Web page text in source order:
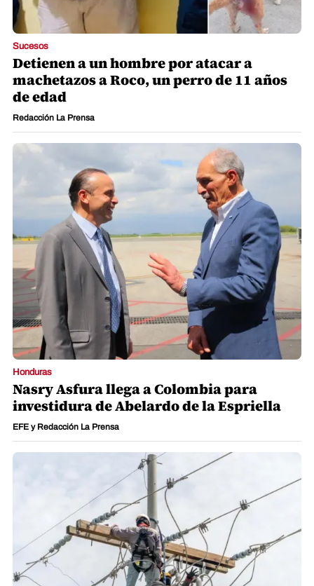
Sucesos
Detienen a un hombre por atacar a
machetazos a Roco, un perro de 11 años
de edad
Redacción La Prensa
Honduras
Nasry Asfura llega a Colombia para
investidura de Abelardo de la Espriella
EFE y Redacción La Prensa